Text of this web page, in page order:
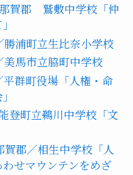
賀郡 鷲敷中学校「仲
浦町立生比奈小学校
馬市立脇町中学校
群町役場「人権・命
登町立鵜川中学校「文
郡／相生中学校「人
せマウンテンをめざ